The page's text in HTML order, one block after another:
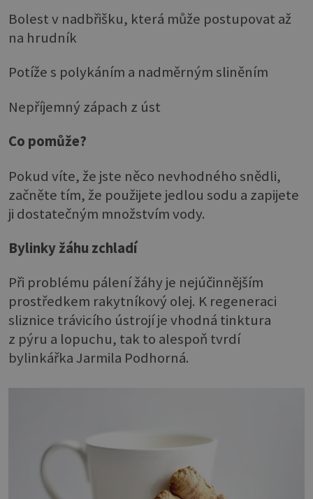
Bolest v nadbřišku, která může postupovat až
na hrudník
Potíže s polykáním a nadměrným sliněním
Nepříjemný zápach z úst
Co pomůže?
Pokud víte, že jste něco nevhodného snědli,
začněte tím, že použijete jedlou sodu a zapijete
ji dostatečným množstvím vody.
Bylinky žáhu zchladí
Při problému pálení žáhy je nejúčinnějším
prostředkem rakytníkový olej. K regeneraci
sliznice trávicího ústrojí je vhodná tinktura
z pýru a lopuchu, tak to alespoň tvrdí
bylinkářka Jarmila Podhorná.